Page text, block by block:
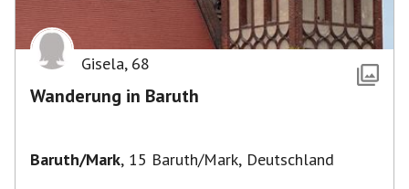
Gisela, 68
Wanderung in Baruth
Baruth/Mark, 15 Baruth/Mark, Deutschland